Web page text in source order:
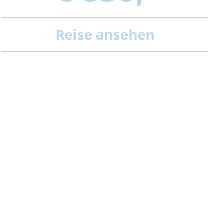
Reise ansehen